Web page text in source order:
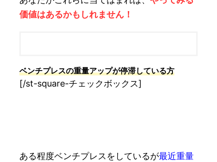
価値はあるかもしれません！
ベンチプレスの重量アップが停滞している方
[/st-square-チェックボックス]
ある程度ベンチプレスをしているが最近重量